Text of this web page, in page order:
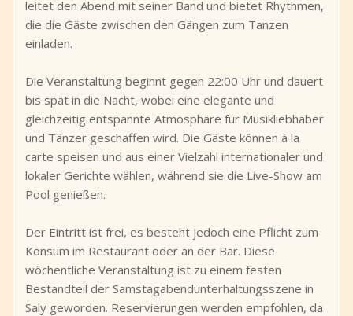
leitet den Abend mit seiner Band und bietet Rhythmen,
die die Gäste zwischen den Gängen zum Tanzen
einladen.
Die Veranstaltung beginnt gegen 22:00 Uhr und dauert
bis spät in die Nacht, wobei eine elegante und
gleichzeitig entspannte Atmosphäre für Musikliebhaber
und Tänzer geschaffen wird. Die Gäste können à la
carte speisen und aus einer Vielzahl internationaler und
lokaler Gerichte wählen, während sie die Live-Show am
Pool genießen.
Der Eintritt ist frei, es besteht jedoch eine Pflicht zum
Konsum im Restaurant oder an der Bar. Diese
wöchentliche Veranstaltung ist zu einem festen
Bestandteil der Samstagabendunterhaltungsszene in
Saly geworden. Reservierungen werden empfohlen, da